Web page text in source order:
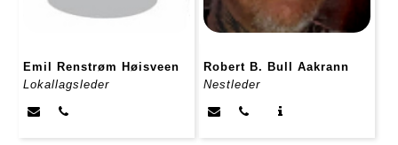
Emil Renstrøm Høisveen
Lokallagsleder
Robert B. Bull Aakrann
Nestleder